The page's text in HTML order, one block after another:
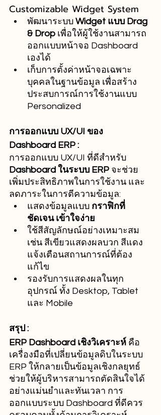
Customizable Widget System
พัฒนาระบบ Widget แบบ Drag
& Drop เพื่อให้ผู้ใช้งานสามารถ
ออกแบบหน้าจอ Dashboard
เองได้
เก็บการตั้งค่าหน้าจอเฉพาะ
บุคคลในฐานข้อมูล เพื่อสร้าง
ประสบการณ์การใช้งานแบบ
Personalized
การออกแบบ UX/UI ของ
Dashboard ERP :
การออกแบบ UX/UI ที่ดีสำหรับ
Dashboard ในระบบ ERP จะช่วย
เพิ่มประสิทธิภาพในการใช้งาน และ
ลดภาระในการตีความข้อมูล:
แสดงข้อมูลแบบ กราฟิกที่
ชัดเจน เข้าใจง่าย
ใช้สีสัญลักษณ์อย่างเหมาะสม
เช่น สีเขียวแสดงผลบวก สีแดง
แจ้งเตือนสถานการณ์ที่ต้อง
แก้ไข
รองรับการแสดงผลในทุก
อุปกรณ์ ทั้ง Desktop, Tablet
และ Mobile
สรุป :
ERP Dashboard เชิงวิเคราะห์ คือ
เครื่องมือที่เปลี่ยนข้อมูลดิบในระบบ
ERP ให้กลายเป็นข้อมูลเชิงกลยุทธ์
ช่วยให้ผู้บริหารสามารถตัดสินใจได้
อย่างแม่นยำและทันเวลา การ
ออกแบบระบบ Dashboard ที่ดีควร